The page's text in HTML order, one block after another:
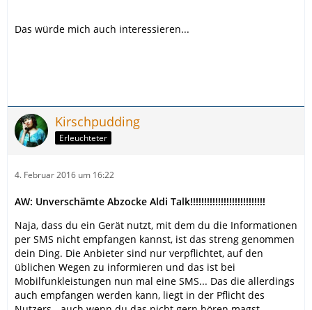
Das würde mich auch interessieren...
Kirschpudding
Erleuchteter
4. Februar 2016 um 16:22
AW: Unverschämte Abzocke Aldi Talk!!!!!!!!!!!!!!!!!!!!!!!!!!!
Naja, dass du ein Gerät nutzt, mit dem du die Informationen
per SMS nicht empfangen kannst, ist das streng genommen
dein Ding. Die Anbieter sind nur verpflichtet, auf den
üblichen Wegen zu informieren und das ist bei
Mobilfunkleistungen nun mal eine SMS... Das die allerdings
auch empfangen werden kann, liegt in der Pflicht des